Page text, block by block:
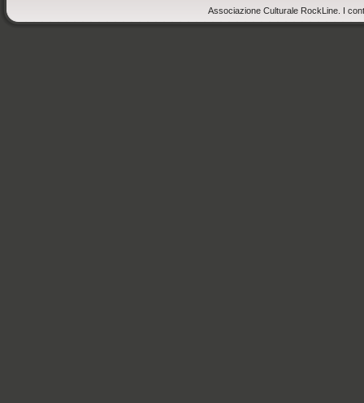
Associazione Culturale RockLine. I